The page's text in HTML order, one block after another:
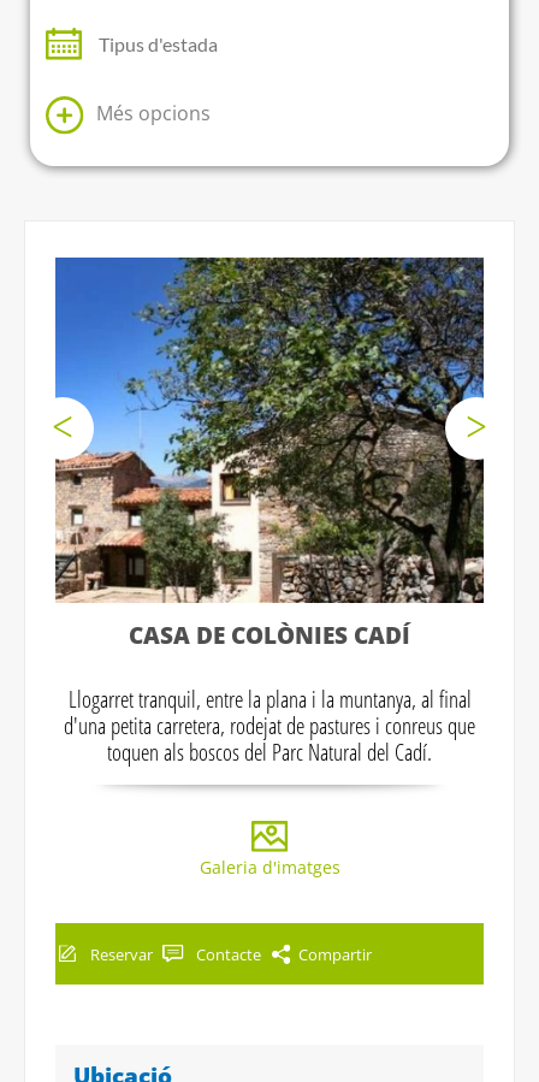
Més opcions
CASA DE COLÒNIES CADÍ
Llogarret tranquil, entre la plana i la muntanya, al final
d'una petita carretera, rodejat de pastures i conreus que
toquen als boscos del Parc Natural del Cadí.
Galeria d'imatges
Reservar Contacte Compartir
Ubicació